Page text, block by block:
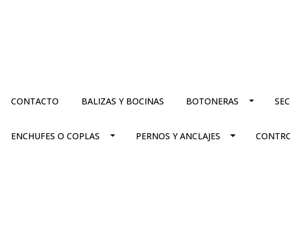
CONTACTO BALIZAS Y BOCINAS BOTONERAS
ENCHUFES O COPLAS PERNOS Y ANCLAJES